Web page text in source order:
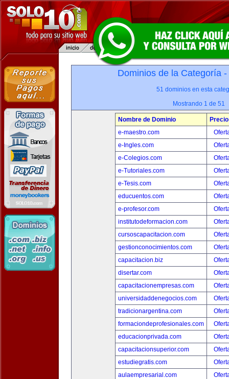
Dominios de la Categoría -
51 dominios en esta
Mostrando 1 de 51
Nombre de Dominio
Precio
e-maestro.com
e-Ingles.com
e-Colegios.com
e-Tutoriales.com
e-Tesis.com
educuentos.com
e-profesor.com
institutodeformacion.com
cursoscapacitacion.com
gestionconocimientos.com
capacitacion.biz
disertar.com
capacitacionempresas.com
universidaddenegocios.com
tradicionargentina.com
formaciondeprofesionales.com
educacionprivada.com
capacitacionsuperior.com
estudiegratis.com
aulaempresarial.com